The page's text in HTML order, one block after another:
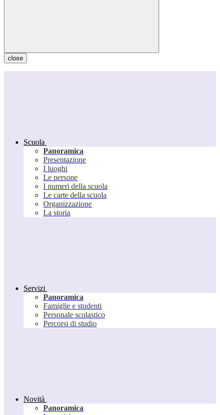
close
Scuola
Panoramica
Presentazione
I luoghi
Le persone
I numeri della scuola
Le carte della scuola
Organizzazione
La storia
Servizi
Panoramica
Famiglie e studenti
Personale scolastico
Percorsi di studio
Novità
Panoramica